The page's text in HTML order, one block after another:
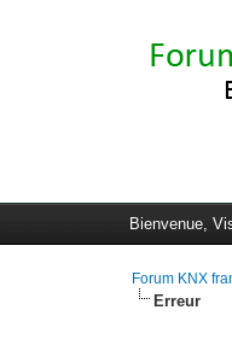
Bienvenue,
Forum KNX
Erreur